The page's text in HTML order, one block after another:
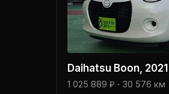
Daihatsu Boon , 2021
1 025 889 ₽ · 30 576 км